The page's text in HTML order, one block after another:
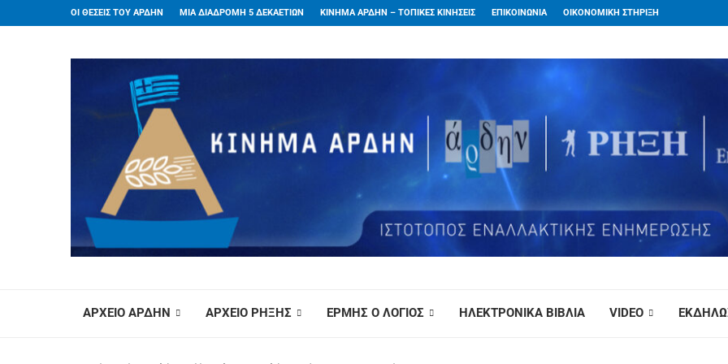
ΟΙ ΘΕΣΕΙΣ ΤΟΥ ΑΡΔΗΝ ΜΙΑ ΔΙΑΔΡΟΜΗ 5 ΔΕΚΑΕΤΙΩΝ ΚΙΝΗΜΑ ΑΡΔΗΝ – ΤΟΠΙΚΕΣ ΚΙΝΗΣΕΙΣ ΕΠΙΚΟΙΝΩΝΙΑ ΟΙΚΟΝΟΜΙΚΗ ΣΤΗΡΙΞΗ
ΑΡΧΕΙΟ ΑΡΔΗΝ ΑΡΧΕΙΟ ΡΗΞΗΣ ΕΡΜΗΣ Ο ΛΟΓΙΟΣ ΗΛΕΚΤΡΟΝΙΚΑ ΒΙΒΛΙΑ VIDEO